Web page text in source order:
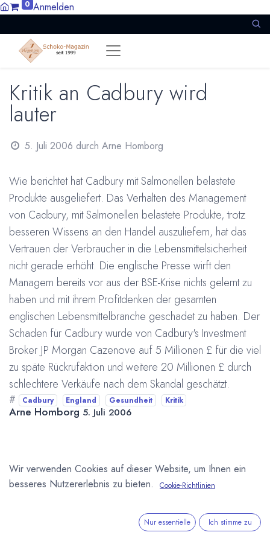
0 Anmelden
Kritik an Cadbury wird
lauter
5. Juli 2006 durch Arne Homborg
Wie berichtet hat Cadbury mit Salmonellen belastete
Produkte ausgeliefert. Das Verhalten des Management
von Cadbury, mit Salmonellen belastete Produkte, trotz
besseren Wissens an den Handel auszuliefern, hat das
Vertrauen der Verbraucher in die Lebensmittelsicherheit
nicht gerade erhöht. Die englische Presse wirft den
Managern bereits vor aus der BSE-Krise nichts gelernt zu
haben und mit ihrem Profitdenken der gesamten
englischen Lebensmittelbranche geschadet zu haben. Der
Schaden für Cadbury wurde von Cadbury's Investment
Broker JP Morgan Cazenove auf 5 Millionen £ für die viel
zu späte Rückrufaktion und weitere 20 Millionen £ durch
schlechtere Verkäufe nach dem Skandal geschätzt.
# Cadbury England Gesundheit Kritik
Arne Homborg 5. Juli 2006
Wir verwenden Cookies auf dieser Website, um Ihnen ein
besseres Nutzererlebnis zu bieten.
Cookie-Richtlinien
Nur essentielle Ich stimme zu